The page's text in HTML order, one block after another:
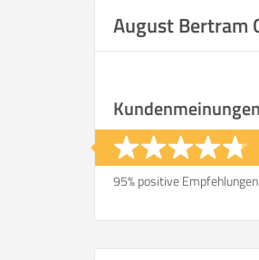
August Bertram
Kundenmeinungen
95% positive